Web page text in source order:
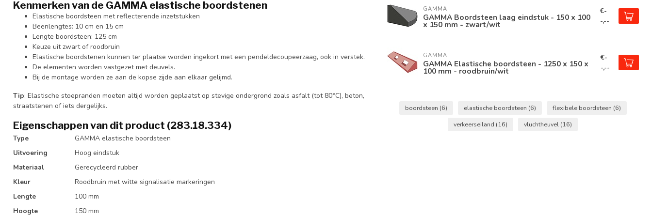
Kenmerken van de GAMMA elastische boordstenen
Elastische boordsteen met reflecterende inzetstukken
Beenlengtes: 10 cm en 15 cm
Lengte boordsteen: 125 cm
Keuze uit zwart of roodbruin
Elastische boordstenen kunnen ter plaatse worden ingekort met een pendeldecoupeerzaag, ook in verstek.
De elementen worden vastgezet met deuvels.
Bij de montage worden ze aan de kopse zijde aan elkaar gelijmd.
Tip: Elastische stoepranden moeten altijd worden geplaatst op stevige ondergrond zoals asfalt (tot 80°C), beton,
straatstenen of iets dergelijks.
Eigenschappen van dit product (283.18.334)
Type
GAMMA elastische boordsteen
Uitvoering
Hoog eindstuk
Materiaal
Gerecycleerd rubber
Kleur
Roodbruin met witte signalisatie markeringen
Lengte
100 mm
Hoogte
150 mm
GAMMA
GAMMA Boordsteen laag eindstuk - 150 x 100
x 150 mm - zwart/wit
€-
-,--
GAMMA
GAMMA Elastische boordsteen - 1250 x 150 x
100 mm - roodbruin/wit
€-
-,--
boordsteen (6) elastische boordsteen (6) flexibele boordsteen (6)
verkeerseiland (16) vluchtheuvel (16)